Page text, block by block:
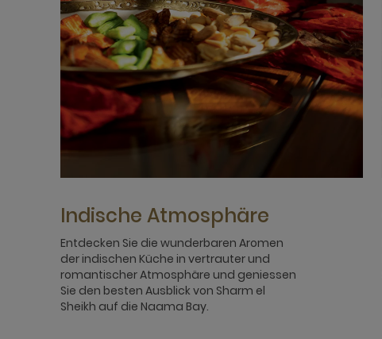
Indische Atmosphäre
Entdecken Sie die wunderbaren Aromen
der indischen Küche in vertrauter und
romantischer Atmosphäre und geniessen
Sie den besten Ausblick von Sharm el
Sheikh auf die Naama Bay.